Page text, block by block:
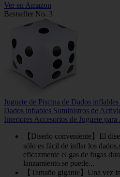
Ver en Amazon
Bestseller No. 3
Juguete de Piscina de Dados
Dados inflables Suministros de
Interiores Accesorios de Juguete
【Diseño conveniente】El
sólo es fácil de inflar los
eficazmente el gas de fugas
lanzamiento.se puede...
【Tamaño gigante】Una vez